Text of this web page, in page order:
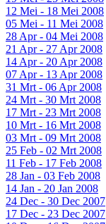
12 Mei - 18 Mei 2008
05 Mei - 11 Mei 2008
28 Apr - 04 Mei 2008
21 Apr - 27 Apr 2008
14 Apr - 20 Apr 2008
07 Apr - 13 Apr 2008
31 Mrt - 06 Apr 2008
24 Mrt - 30 Mrt 2008
17 Mrt - 23 Mrt 2008
10 Mrt - 16 Mrt 2008
03 Mrt - 09 Mrt 2008
25 Feb - 02 Mrt 2008
11 Feb - 17 Feb 2008
28 Jan - 03 Feb 2008
14 Jan - 20 Jan 2008
24 Dec - 30 Dec 2007
17 Dec - 23 Dec 2007